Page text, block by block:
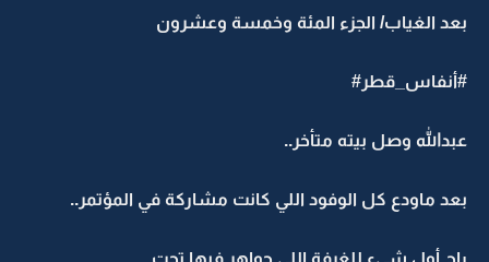
بعد الغياب/ الجزء المئة وخمسة وعشرون
#أنفاس_قطر#
عبدالله وصل بيته متأخر..
بعد ماودع كل الوفود اللي كانت مشاركة في المؤتمر..
راح أول شيء للغرفة اللي جواهر فيها تحت